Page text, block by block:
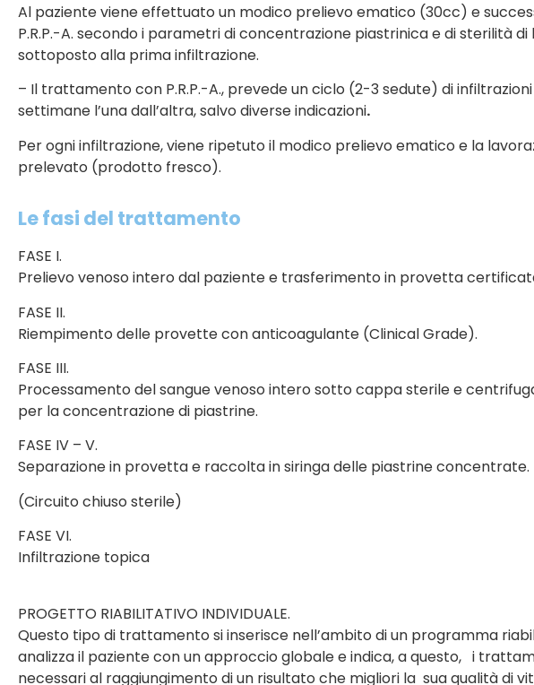
Al paziente viene effettuato un modico prelievo ematico (30cc) e
P.R.P.-A. secondo i parametri di concentrazione piastrinica e di sterilità di
sottoposto alla prima infiltrazione.
– Il trattamento con P.R.P.-A., prevede un ciclo (2-3 sedute) di
settimane l’una dall’altra, salvo diverse indicazioni.
Per ogni infiltrazione, viene ripetuto il modico prelievo ematico e la
prelevato (prodotto fresco).
Le fasi del trattamento
FASE I.
Prelievo venoso intero dal paziente e trasferimento in provetta
FASE II.
Riempimento delle provette con anticoagulante (Clinical Grade).
FASE III.
Processamento del sangue venoso intero sotto cappa sterile e
per la concentrazione di piastrine.
FASE IV – V.
Separazione in provetta e raccolta in siringa delle piastrine concentrate.
(Circuito chiuso sterile)
FASE VI.
Infiltrazione topica
PROGETTO RIABILITATIVO INDIVIDUALE.
Questo tipo di trattamento si inserisce nell’ambito di un programma
analizza il paziente con un approccio globale e indica, a questo, i
necessari al raggiungimento di un risultato che migliori la sua qualità di